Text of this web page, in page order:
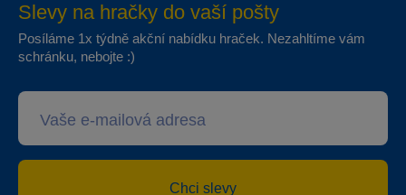
Slevy na hračky do vaší pošty
Posíláme 1x týdně akční nabídku hraček. Nezahltíme vám
schránku, nebojte :)
Chci slevy